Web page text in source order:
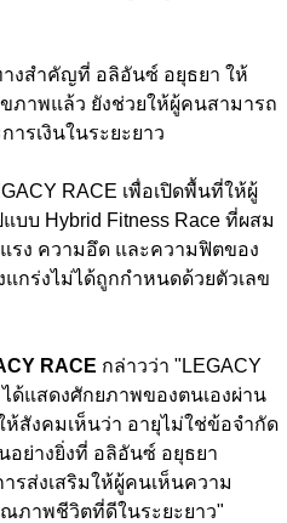
งสำคัญที่ อลิอันซ์ อยุธยา ให้
ภาพแล้ว ยังช่วยให้ผู้คนสามารถ
รเงินในระยะยาว
RACE เพื่อเปิดพื้นที่ให้ผู้
บ Hybrid Fitness Race ที่ผสม
รง ความอึด และความฟิตของ
กร่งไม่ได้ถูกกำหนดด้วยตัวเลข
RACE กล่าวว่า "LEGACY
ด้แสดงศักยภาพของตนเองผ่าน
สังคมเห็นว่า อายุไม่ใช่ข้อจำกัด
อย่างยิ่งที่ อลิอันซ์ อยุธยา
รส่งเสริมให้ผู้คนเห็นความ
ภาพชีวิตที่ดีในระยะยาว"